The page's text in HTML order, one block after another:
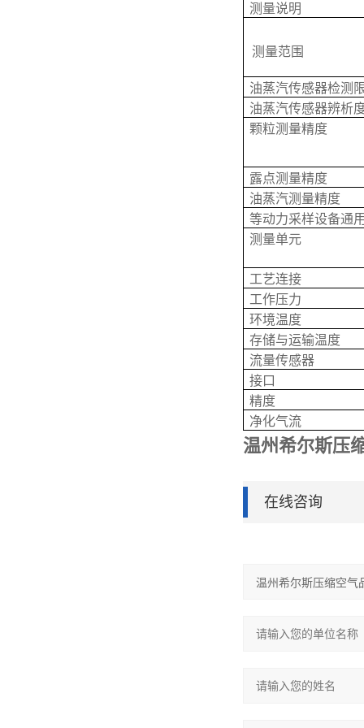
测量说明
测量范围
油蒸汽传感器检测
油蒸汽传感器辨析
颗粒测量精度
露点测量精度
油蒸汽测量精度
等动力采样设备通
测量单元
工艺连接
工作压力
环境温度
存储与运输温度
流量传感器
接口
精度
净化气流
温州希尔斯压
在线咨询